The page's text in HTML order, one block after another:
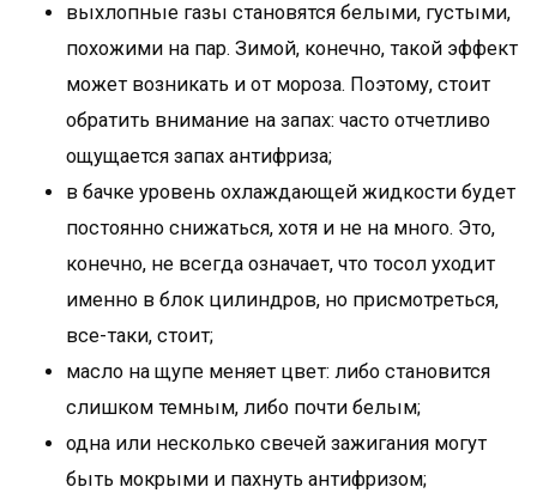
выхлопные газы становятся белыми, густыми,
похожими на пар. Зимой, конечно, такой эффект
может возникать и от мороза. Поэтому, стоит
обратить внимание на запах: часто отчетливо
ощущается запах антифриза;
в бачке уровень охлаждающей жидкости будет
постоянно снижаться, хотя и не на много. Это,
конечно, не всегда означает, что тосол уходит
именно в блок цилиндров, но присмотреться,
все-таки, стоит;
масло на щупе меняет цвет: либо становится
слишком темным, либо почти белым;
одна или несколько свечей зажигания могут
быть мокрыми и пахнуть антифризом;